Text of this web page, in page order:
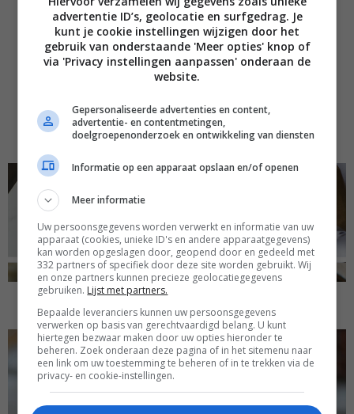
SUIKERVRIJE KOEKJES MET FRUITSPREAD VAN
YESPERS
VEGAN SINTERKLAAS (+ SPECULOOS BROWNIES)
advertentie ID’s, geolocatie en surfgedrag. Je
kunt je cookie instellingen wijzigen door het
gebruik van onderstaande 'Meer opties' knop of
via 'Privacy instellingen aanpassen' onderaan de
website.
Gepersonaliseerde advertenties en content,
advertentie- en contentmetingen,
doelgroepenonderzoek en ontwikkeling van diensten
Informatie op een apparaat opslaan en/of openen
Meer informatie
Uw persoonsgegevens worden verwerkt en informatie van uw
apparaat (cookies, unieke ID's en andere apparaatgegevens)
kan worden opgeslagen door, geopend door en gedeeld met
332 partners of specifiek door deze site worden gebruikt. Wij
en onze partners kunnen precieze geolocatiegegevens
gebruiken. Lijst met partners.
Bepaalde leveranciers kunnen uw persoonsgegevens
verwerken op basis van gerechtvaardigd belang. U kunt
hiertegen bezwaar maken door uw opties hieronder te
beheren. Zoek onderaan deze pagina of in het sitemenu naar
een link om uw toestemming te beheren of in te trekken via de
privacy- en cookie-instellingen.